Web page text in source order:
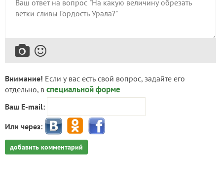
Внимание! Если у вас есть свой вопрос, задайте его
отдельно, в специальной форме
Ваш E-mail:
Или через:
добавить комментарий